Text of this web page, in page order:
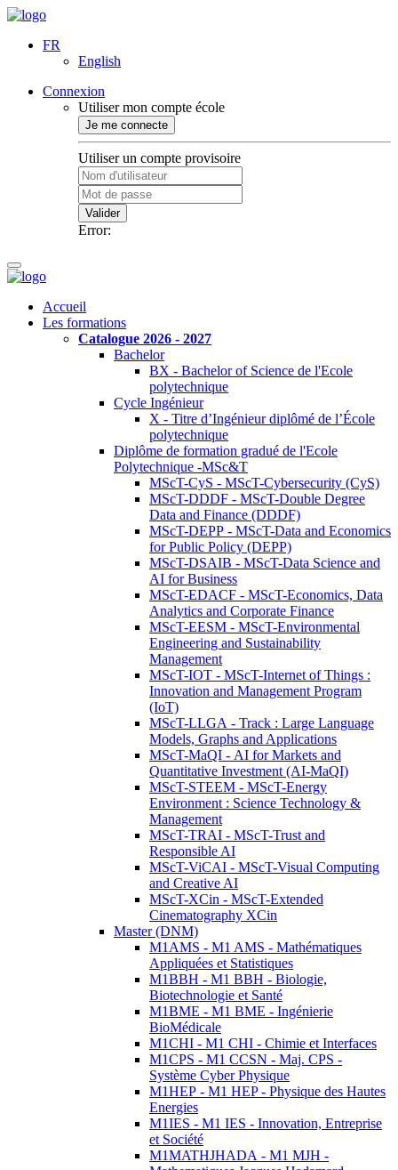
FR
English
Connexion
Utiliser mon compte école
Je me connecte
Utiliser un compte provisoire
Valider
Error:
Accueil
Les formations
Catalogue 2026 - 2027
Bachelor
BX - Bachelor of Science de l'Ecole
polytechnique
Cycle Ingénieur
X - Titre d’Ingénieur diplômé de l’École
polytechnique
Diplôme de formation gradué de l'Ecole
Polytechnique -MSc&T
MScT-CyS - MScT-Cybersecurity (CyS)
MScT-DDDF - MScT-Double Degree
Data and Finance (DDDF)
MScT-DEPP - MScT-Data and Economics
for Public Policy (DEPP)
MScT-DSAIB - MScT-Data Science and
AI for Business
MScT-EDACF - MScT-Economics, Data
Analytics and Corporate Finance
MScT-EESM - MScT-Environmental
Engineering and Sustainability
Management
MScT-IOT - MScT-Internet of Things :
Innovation and Management Program
(IoT)
MScT-LLGA - Track : Large Language
Models, Graphs and Applications
MScT-MaQI - AI for Markets and
Quantitative Investment (AI-MaQI)
MScT-STEEM - MScT-Energy
Environment : Science Technology &
Management
MScT-TRAI - MScT-Trust and
Responsible AI
MScT-ViCAI - MScT-Visual Computing
and Creative AI
MScT-XCin - MScT-Extended
Cinematography XCin
Master (DNM)
M1AMS - M1 AMS - Mathématiques
Appliquées et Statistiques
M1BBH - M1 BBH - Biologie,
Biotechnologie et Santé
M1BME - M1 BME - Ingénierie
BioMédicale
M1CHI - M1 CHI - Chimie et Interfaces
M1CPS - M1 CCSN - Maj. CPS -
Système Cyber Physique
M1HEP - M1 HEP - Physique des Hautes
Energies
M1IES - M1 IES - Innovation, Entreprise
et Société
M1MATHJHADA - M1 MJH -